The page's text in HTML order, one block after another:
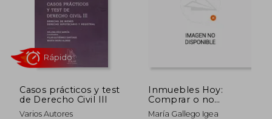
dcto.
Casos prácticos y test
de Derecho Civil III
Varios Autores
Inmuebles Hoy:
Comprar o no
Comprar?
María Gallego Igea